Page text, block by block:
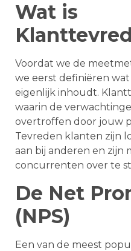
Wat is
Voordat we de
we eerst definiëren
eigenlijk inhoudt.
waarin de
overtroffen door jouw
Tevreden klanten zijn
aan bij anderen en zijn
concurrenten over te
De Net
(NPS)
Een van de meest